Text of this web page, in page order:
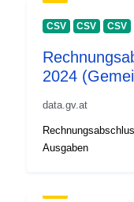
CSV CSV CSV
2024
data.gv.at
Ausgaben